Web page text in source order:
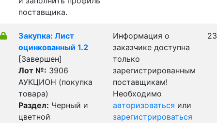
поставщика.
Закупка: Лист
оцинкованный 1.2
[Завершен]
Лот №: 3906
АУКЦИОН (покупка
товара)
Раздел: Черный и
цветной
Информация о
заказчике доступна
только
зарегистрированным
поставщикам!
Необходимо
авторизоваться или
зарегистрироваться